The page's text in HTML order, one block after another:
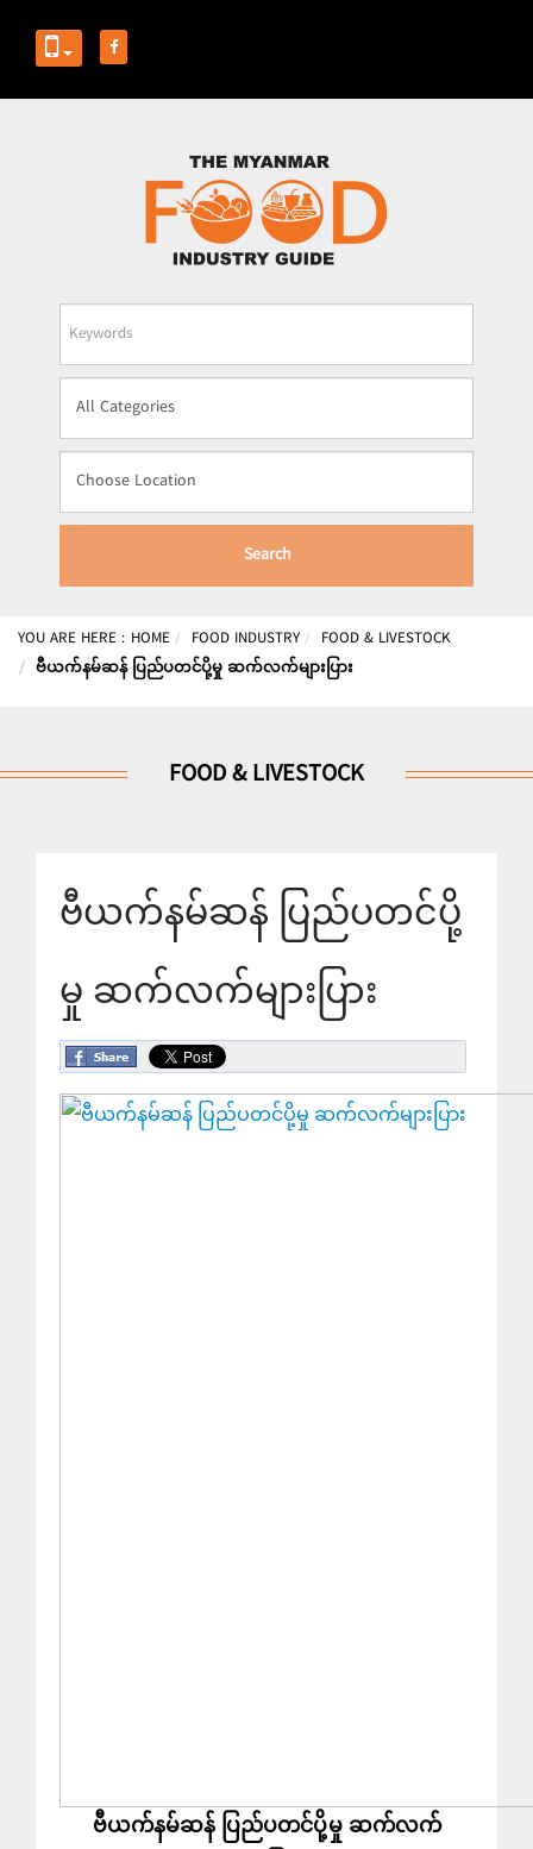
Business
Name
Search
YOU ARE HERE : HOME FOOD INDUSTRY
FOOD & LIVESTOCK
ဗီယက်နမ်ဆန် ပြည်ပတင်ပို့မှု ဆက်လက်များပြား
FOOD & LIVESTOCK
ဗီယက်နမ်ဆန် ပြည်ပတင်ပို့
မှု ဆက်လက်များပြား
ဗီယက်နမ်ဆန် ပြည်ပတင်ပို့မှု ဆက်လက်